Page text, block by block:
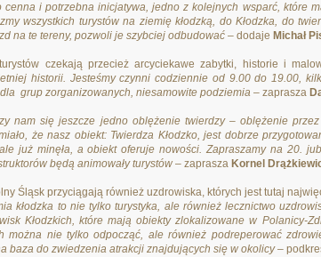
cenna i potrzebna inicjatywa, jedno z kolejnych wsparć, które
wszystkich turystów na ziemię kłodzką, do Kłodzka, do
na te tereny, pozwoli je szybciej odbudować – dodaje Michał
czekają przecież arcyciekawe zabytki, historie i
historii. Jesteśmy czynni codziennie od 9.00 do 19.00,
grup zorganizowanych, niesamowite podziemia – zaprasza
nam się jeszcze jedno oblężenie twierdzy – oblężenie
że nasz obiekt: Twierdza Kłodzko, jest dobrze
już minęła, a obiekt oferuje nowości. Zapraszamy na 20.
będą animowały turystów – zaprasza Kornel
Śląsk przyciągają również uzdrowiska, których jest tutaj
kłodzka to nie tylko turystyka, ale również lecznictwo
Kłodzkich, które mają obiekty zlokalizowane w Polanicy-
można nie tylko odpocząć, ale również podreperować
baza do zwiedzenia atrakcji znajdujących się w okolicy–